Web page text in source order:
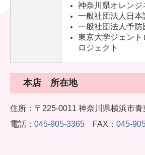
神奈川県オレンジ
一般社団法人日本
一般社団法人予防
東京大学ジェン
ロジェクト
本店 所在地
住所：〒225-0011 神奈川県横浜市
電話： 045-905-3365 FAX： 045-